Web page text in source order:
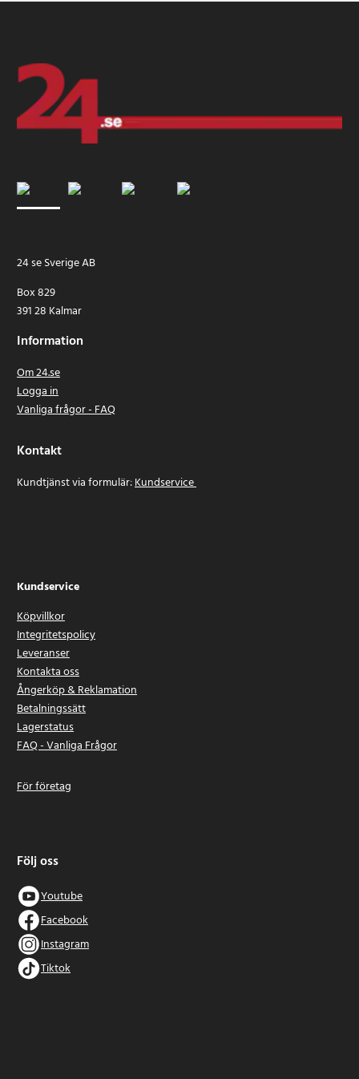
24 se Sverige AB
Box 829
391 28 Kalmar
Information
Om 24.se
Logga in
Vanliga frågor - FAQ
Kontakt
Kundtjänst via formulär:Kundservice
Kundservice
Köpvillkor
Integritetspolicy
Leveranser
Kontakta oss
Ångerköp & Reklamation
Betalningssätt
Lagerstatus
FAQ - Vanliga Frågor
För företag
Följ oss
Youtube
Facebook
Instagram
Tiktok